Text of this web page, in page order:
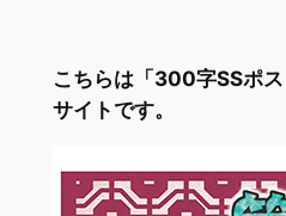
こちらは「300字SSポ
サイトです。